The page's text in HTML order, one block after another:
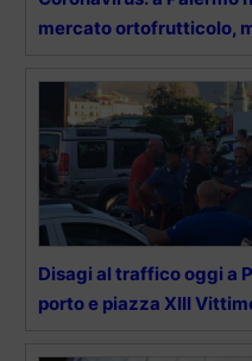
mercato ortofrutticolo,
Disagi al traffico oggi a
porto e piazza XIII